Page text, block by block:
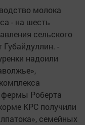
молока
- на шесть
сельского
-
надоили
фермы Роберта
КРС получили
семейных